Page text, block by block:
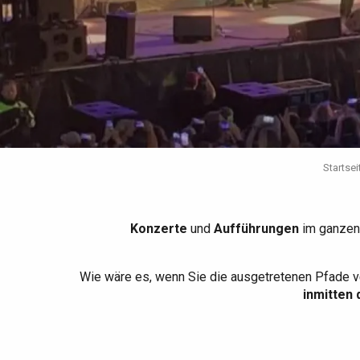
Die gesamte Agenda
Frühling
Wenn es regnet
Unter Freunden
Trendige Orte
Bester Brunch
Restaurants mit
Aufenthalte am Meer
Aufenthalte mit dem
Zug
Fahrradaufenthalte
Konzerte und Aufführungenim
Wie wäre es, wenn Sie die ausgetretenen Pfade
inmitten